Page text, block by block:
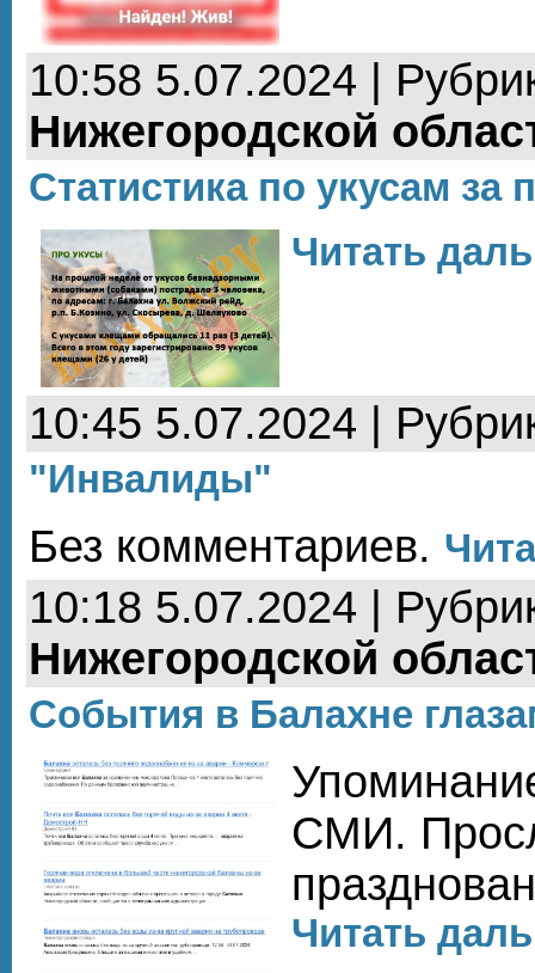
10:58 5.07.2024 |
Нижегородской
Статистика по укусам
Читать
10:45 5.07.2024 |
"Инвалиды"
Без комментариев.
10:18 5.07.2024 |
Нижегородской
События в Балахне
СМИ.
Читать